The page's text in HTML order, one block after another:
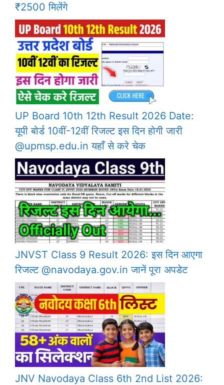
₹2500 मिलेंगे
UP Board 10th 12th Result 2026 Date:
यूपी बोर्ड 10वीं-12वीं रिजल्ट इस दिन होगी जारी
@upmsp.edu.in यहाँ से करे चेक
JNVST Class 9 Result 2026: इस दिन आएगा
रिजल्ट @navodaya.gov.in जानें पूरा अपडेट
JNV Navodaya Class 6th 2nd List 2026: